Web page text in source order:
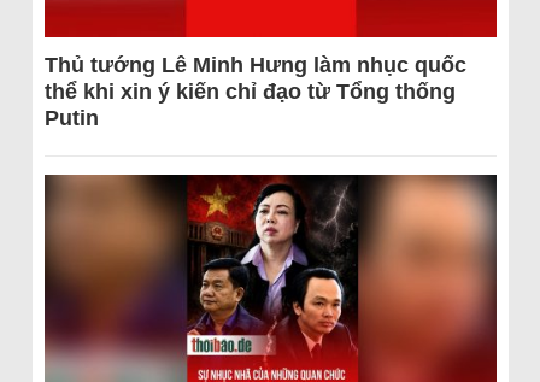
Thủ tướng Lê Minh Hưng làm nhục quốc
thể khi xin ý kiến chỉ đạo từ Tổng thống
Putin